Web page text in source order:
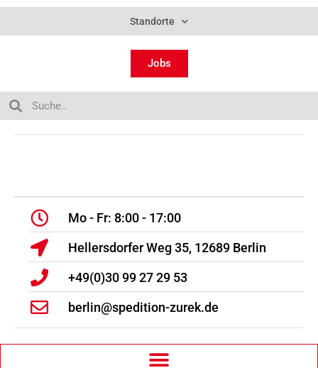
Standorte
Jobs
Mo - Fr: 8:00 - 17:00
Hellersdorfer Weg 35, 12689 Berlin
+49(0)30 99 27 29 53
berlin@spedition-zurek.de